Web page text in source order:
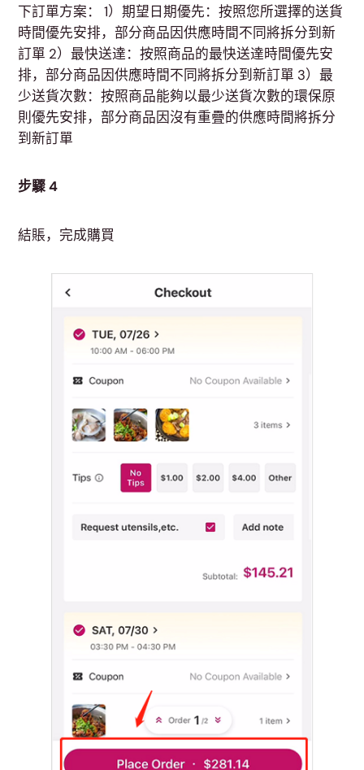
下訂單方案： 1）期望日期優先：按照您所選擇的送貨
時間優先安排，部分商品因供應時間不同將拆分到新
訂單 2）最快送達：按照商品的最快送達時間優先安
排，部分商品因供應時間不同將拆分到新訂單 3）最
少送貨次數：按照商品能夠以最少送貨次數的環保原
則優先安排，部分商品因沒有重疊的供應時間將拆分
到新訂單
步驟 4
結賬，完成購買